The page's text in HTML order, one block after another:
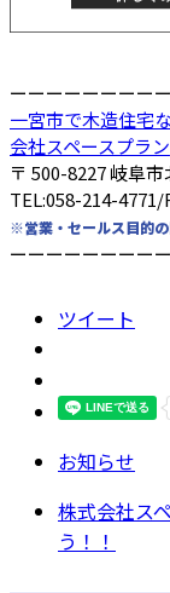
ーーーーーーーー
一宮市で木造住宅
会社スペースプラン
〒 500-8227 岐阜
TEL:058-214-4771/
※営業・セールス目的の
ーーーーーーーー
ツイート
お知らせ
株式会社ス
う！！